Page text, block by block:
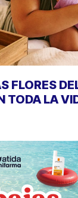
FLORES
TODA LA